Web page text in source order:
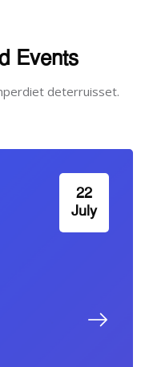
Events
deterruisset.
22
July